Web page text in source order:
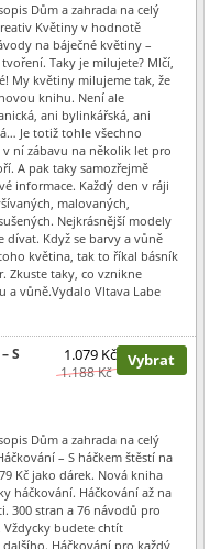
Dům a zahrada na celý
Květiny v hodnotě
na báječné květiny –
Taky je milujete? Mlčí,
My květiny milujeme tak, že
knihu. Není ale
ani bylinkářská, ani
Je totiž tohle všechno
ní zábavu na několik let pro
A pak taky samozřejmě
informace. Každý den v ráji
malovaných,
Nejkrásnější modely
dívat. Když se barvy a vůně
květina, tak to říkal básník
Zkuste taky, co vznikne
a vůně.Vydalo Vltava Labe
S
1.079 Kč
1.188 Kč
Vybrat
Dům a zahrada na celý
– S háčkem štěstí na
Kč jako dárek. Nová kniha
háčkování. Háčkování až na
300 stran a 76 návodů pro
Vždycky budete chtít
Háčkování pro každý